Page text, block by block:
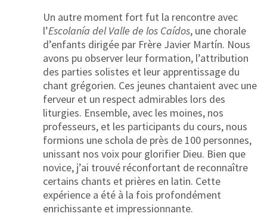
Un autre moment fort fut la rencontre avec
l’Escolanía del Valle de los Caídos, une chorale
d’enfants dirigée par Frère Javier Martín. Nous
avons pu observer leur formation, l’attribution
des parties solistes et leur apprentissage du
chant grégorien. Ces jeunes chantaient avec une
ferveur et un respect admirables lors des
liturgies. Ensemble, avec les moines, nos
professeurs, et les participants du cours, nous
formions une schola de près de 100 personnes,
unissant nos voix pour glorifier Dieu. Bien que
novice, j’ai trouvé réconfortant de reconnaître
certains chants et prières en latin. Cette
expérience a été à la fois profondément
enrichissante et impressionnante.